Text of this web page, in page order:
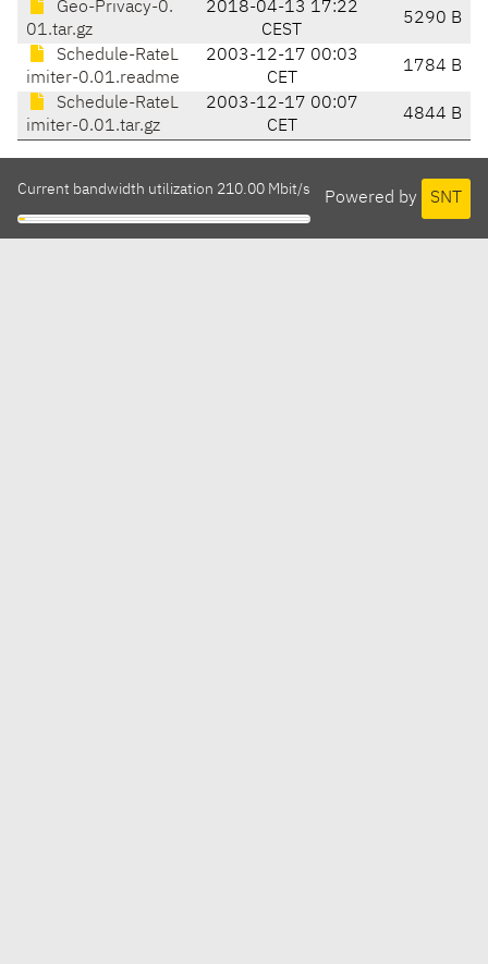
Geo-Privacy-0.
01.tar.gz
2018-04-13 17:22
CEST
5290 B
Schedule-RateL
imiter-0.01.readme
2003-12-17 00:03
CET
1784 B
Schedule-RateL
imiter-0.01.tar.gz
2003-12-17 00:07
CET
4844 B
Powered by SNT
Current bandwidth utilization 210.00 Mbit/s